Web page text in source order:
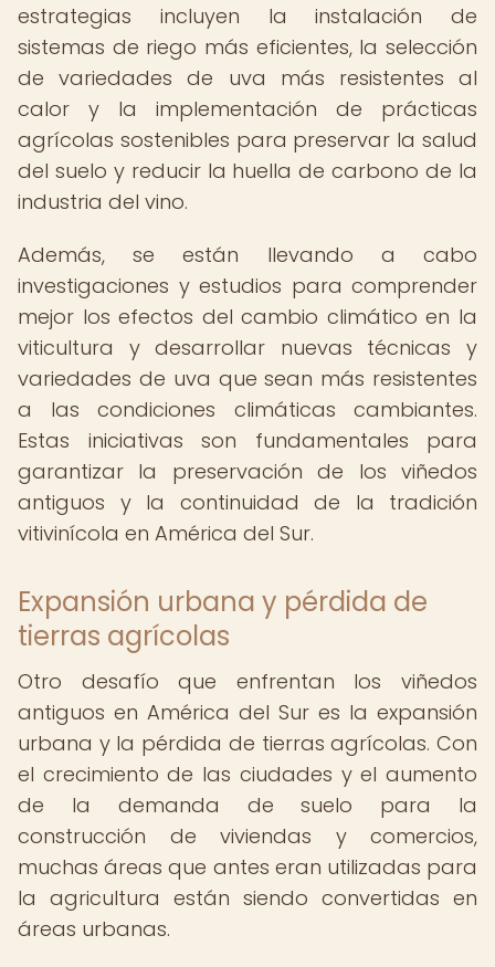
estrategias incluyen la instalación de
sistemas de riego más eficientes, la selección
de variedades de uva más resistentes al
calor y la implementación de prácticas
agrícolas sostenibles para preservar la salud
del suelo y reducir la huella de carbono de la
industria del vino.
Además, se están llevando a cabo
investigaciones y estudios para comprender
mejor los efectos del cambio climático en la
viticultura y desarrollar nuevas técnicas y
variedades de uva que sean más resistentes
a las condiciones climáticas cambiantes.
Estas iniciativas son fundamentales para
garantizar la preservación de los viñedos
antiguos y la continuidad de la tradición
vitivinícola en América del Sur.
Expansión urbana y pérdida de
tierras agrícolas
Otro desafío que enfrentan los viñedos
antiguos en América del Sur es la expansión
urbana y la pérdida de tierras agrícolas. Con
el crecimiento de las ciudades y el aumento
de la demanda de suelo para la
construcción de viviendas y comercios,
muchas áreas que antes eran utilizadas para
la agricultura están siendo convertidas en
áreas urbanas.